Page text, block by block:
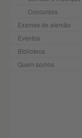
Concursos
Exames de alemão
Eventos
Biblioteca
Quem somos